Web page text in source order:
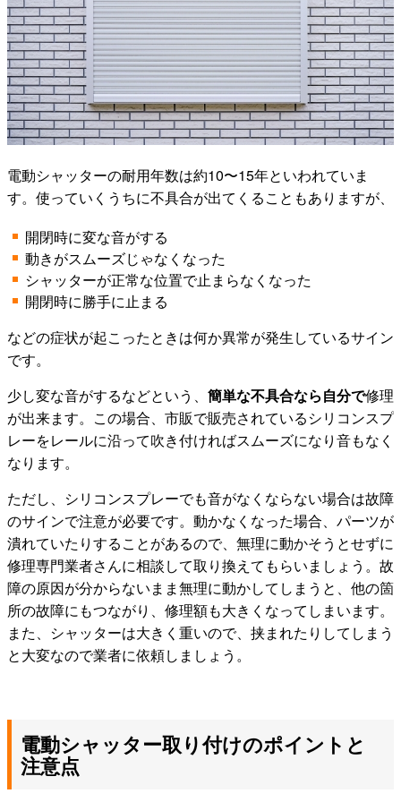
電動シャッターの耐用年数は約10〜15年といわれていま
す。使っていくうちに不具合が出てくることもありますが、
開閉時に変な音がする
動きがスムーズじゃなくなった
シャッターが正常な位置で止まらなくなった
開閉時に勝手に止まる
などの症状が起こったときは何か異常が発生しているサイン
です。
少し変な音がするなどという、 簡単な不具合なら自分で修理
が出来ます。この場合、市販で販売されているシリコンスプ
レーをレールに沿って吹き付ければスムーズになり音もなく
なります。
ただし、シリコンスプレーでも音がなくならない場合は故障
のサインで注意が必要です。動かなくなった場合、パーツが
潰れていたりすることがあるので、無理に動かそうとせずに
修理専門業者さんに相談して取り換えてもらいましょう。故
障の原因が分からないまま無理に動かしてしまうと、他の箇
所の故障にもつながり、修理額も大きくなってしまいます。
また、シャッターは大きく重いので、挟まれたりしてしまう
と大変なので業者に依頼しましょう。
電動シャッター取り付けのポイントと
注意点